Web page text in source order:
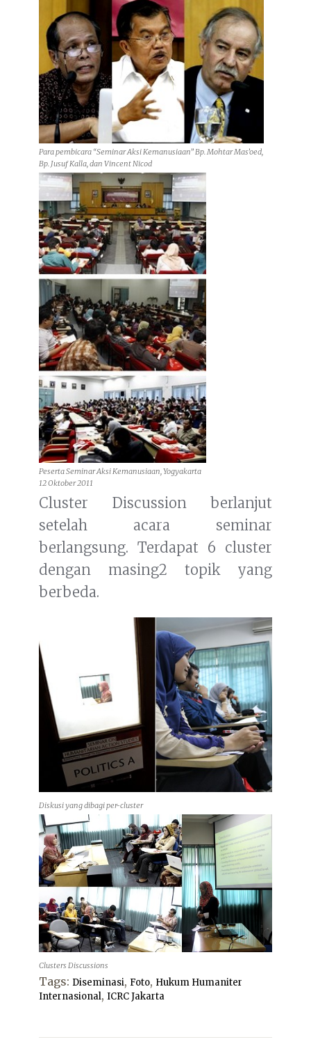
Para pembicara “Seminar Aksi Kemanusiaan” Bp. Mohtar Mas’oed,
Bp. Jusuf Kalla, dan Vincent Nicod
Peserta Seminar Aksi Kemanusiaan, Yogyakarta
12 Oktober 2011
Cluster Discussion berlanjut
setelah acara seminar
berlangsung. Terdapat 6 cluster
dengan masing2 topik yang
berbeda.
Diskusi yang dibagi per-cluster
Clusters Discussions
Tags: Diseminasi, Foto, Hukum Humaniter
Internasional, ICRC Jakarta